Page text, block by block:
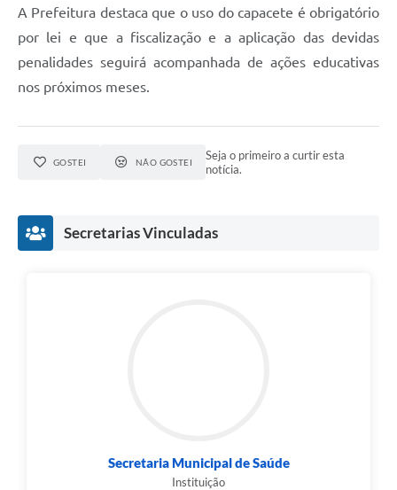
A Prefeitura destaca que o uso do capacete é obrigatório
por lei e que a fiscalização e a aplicação das devidas
penalidades seguirá acompanhada de ações educativas
nos próximos meses.
GOSTEI NÃO GOSTEI
Seja o primeiro a curtir esta
notícia.
Secretarias Vinculadas
Secretaria Municipal de Saúde
Instituição